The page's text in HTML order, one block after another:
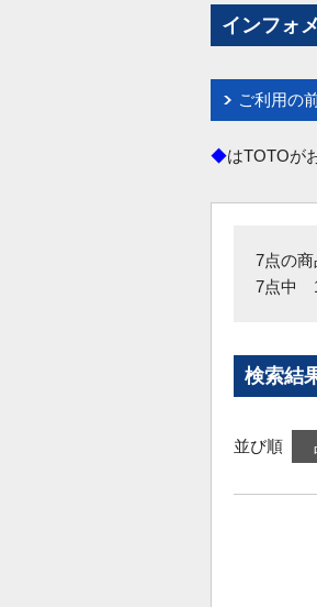
インフォ
ご利用の
◆はTOTOが
7点の
7点中
検索結
並び順